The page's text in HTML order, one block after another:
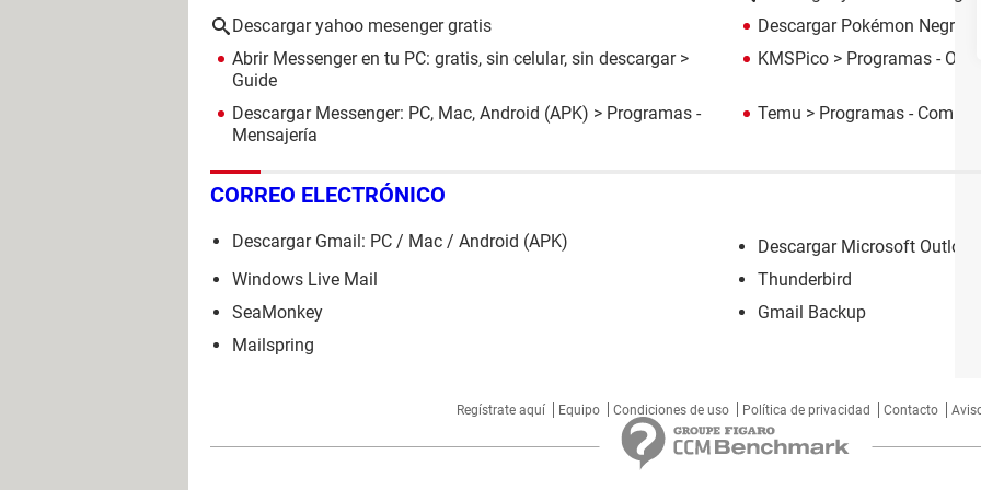
Descargar yahoo mesenger gratis
Descargar Pokémon Negro
Abrir Messenger en tu PC: gratis, sin celular, sin descargar>
Guide
KMSPico > Programas - Otros
Descargar Messenger: PC, Mac, Android (APK) > Programas -
Mensajería
Temu > Programas - Compras
CORREO ELECTRÓNICO
Descargar Gmail: PC / Mac / Android (APK)
Descargar Microsoft Outlook
Windows Live Mail
Thunderbird
SeaMonkey
Gmail Backup
Mailspring
Regístrate aquí Equipo Condiciones de uso Política de privacidad Contacto